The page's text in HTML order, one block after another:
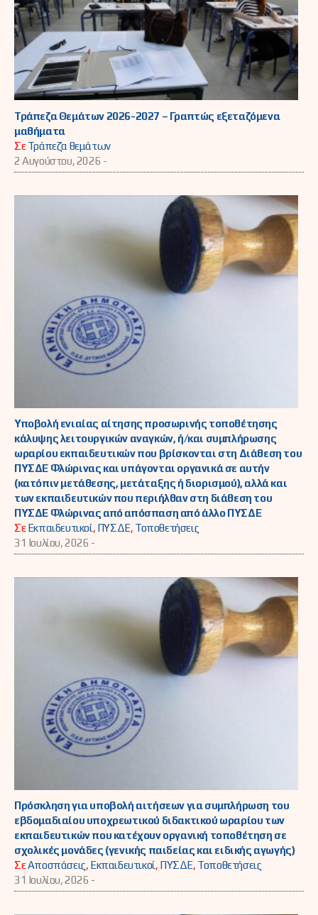
Τράπεζα Θεμάτων 2026-2027 – Γραπτώς εξεταζόμενα
μαθήματα
ΣεΤράπεζα θεμάτων
2 Αυγούστου, 2026 -
Υποβολή ενιαίας αίτησης προσωρινής τοποθέτησης
κάλυψης λειτουργικών αναγκών, ή/και συμπλήρωσης
ωραρίου εκπαιδευτικών που βρίσκονται στη Διάθεση του
ΠΥΣΔΕ Φλώρινας και υπάγονται οργανικά σε αυτήν
(κατόπιν μετάθεσης, μετάταξης ή διορισμού), αλλά και
των εκπαιδευτικών που περιήλθαν στη διάθεση του
ΠΥΣΔΕ Φλώρινας από απόσπαση από άλλο ΠΥΣΔΕ
ΣεΕκπαιδευτικοί, ΠΥΣΔΕ, Τοποθετήσεις
31 Ιουλίου, 2026 -
Πρόσκληση για υποβολή αιτήσεων για συμπλήρωση του
εβδομαδιαίου υποχρεωτικού διδακτικού ωραρίου των
εκπαιδευτικών που κατέχουν οργανική τοποθέτηση σε
σχολικές μονάδες (γενικής παιδείας και ειδικής αγωγής)
ΣεΑποσπάσεις, Εκπαιδευτικοί, ΠΥΣΔΕ, Τοποθετήσεις
31 Ιουλίου, 2026 -